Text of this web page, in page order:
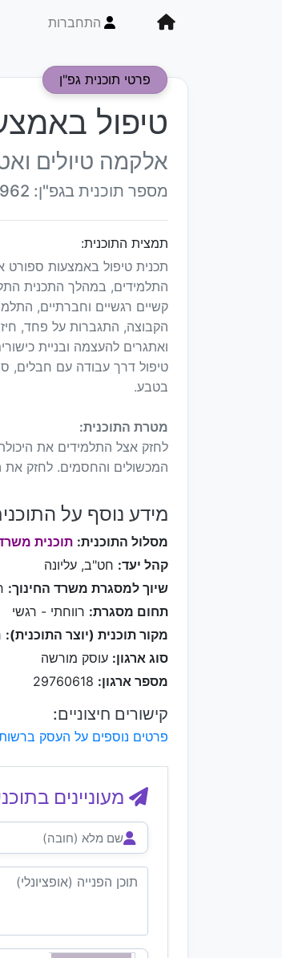
התחברות
פרטי תוכנית גפ"ן
טיפול
אלקמה טיולים
מספר תוכנית בגפ"ן: 3962
תמצית התוכנית:
תכנית טיפול באמצעות ספורט
התלמידים, במהלך התכנית
קשיים רגשיים וחברתיים,
הקבוצה, התגברות על פחד,
ואתגרים להעצמה ובניית
טיפול דרך עבודה עם חבלים,
בטבע.
מטרת התוכנית:
לחזק אצל התלמידים את
המכשולים והחסמים. לחזק את
מידע נוסף על
מסלול התוכנית: תוכנית
קהל יעד: חט"ב, עליונה
שיוך למסגרת משרד החינוך:
תחום מסגרת: רווחתי - רגשי
מקור תוכנית (יוצר התוכנית):
סוג ארגון: עוסק מורשה
מספר ארגון:
קישורים חיצוניים:
פרטים נוספים על העסק
מעוניינים